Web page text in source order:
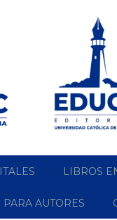
LIBROS
AUTORES